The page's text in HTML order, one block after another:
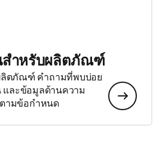
สำหรับผลิตภัณฑ์
ลิตภัณฑ์ คำถามที่พบบ่อย
และข้อมูลด้านความ
ามข้อกำหนด